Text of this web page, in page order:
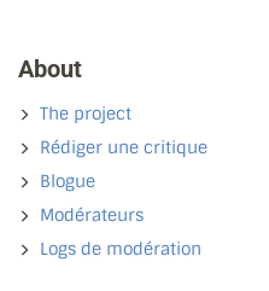
About
The project
Rédiger une critique
Blogue
Modérateurs
Logs de modération